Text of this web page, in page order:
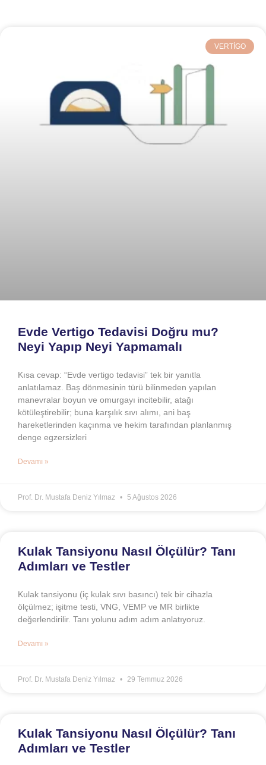
VERTIGO
Evde Vertigo Tedavisi Doğru mu?
Neyi Yapıp Neyi Yapmamalı
Kısa cevap: “Evde vertigo tedavisi” tek bir yanıtla
anlatılamaz. Baş dönmesinin türü bilinmeden yapılan
manevralar boyun ve omurgayı incitebilir, atağı
kötüleştirebilir; buna karşılık sıvı alımı, ani baş
hareketlerinden kaçınma ve hekim tarafından planlanmış
denge egzersizleri
Devamı »
Prof. Dr. Mustafa Deniz Yılmaz 5 Ağustos 2026
Kulak Tansiyonu Nasıl Ölçülür? Tanı
Adımları ve Testler
Kulak tansiyonu (iç kulak sıvı basıncı) tek bir cihazla
ölçülmez; işitme testi, VNG, VEMP ve MR birlikte
değerlendirilir. Tanı yolunu adım adım anlatıyoruz.
Devamı »
Prof. Dr. Mustafa Deniz Yılmaz 29 Temmuz 2026
Kulak Tansiyonu Nasıl Ölçülür? Tanı
Adımları ve Testler